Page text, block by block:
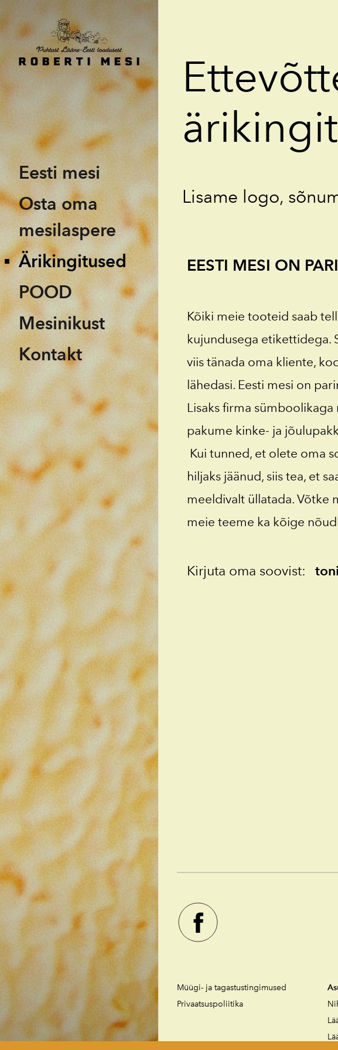
Eesti mesi
Osta oma
mesilaspere
Ärikingitused
POOD
Mesinikust
Kontakt
Lisame logo,
EESTI MESI ON
Kõiki meie tooteid saab
kujundusega etikettidega.
viis tänada oma kliente,
lähedasi. Eesti mesi on
Lisaks firma
pakume kinke- ja
Kui tunned, et olete oma
hiljaks jäänud, siis tea, et
meeldivalt üllatada. Võtke
meie teeme ka kõige
Kirjuta oma soovist:
Müügi- ja tagastustingimused
Privaatsuspoliitika